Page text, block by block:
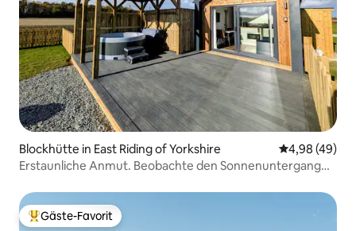
Blockhütte in East Riding of Yorkshire
4,98 (49)
Erstaunliche Anmut. Beobachte den Sonnenuntergang
Beliebter Gäste-Favorit.
Gäste-Favorit